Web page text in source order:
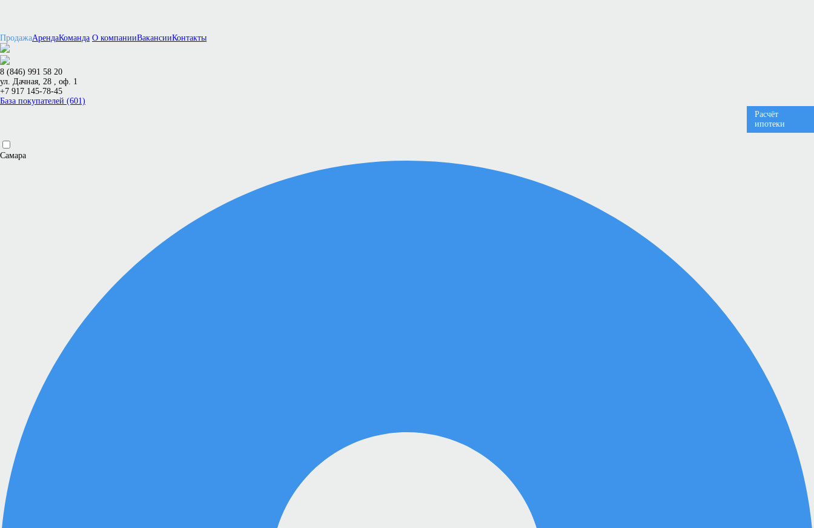
ПродажаАрендаКоманда О компанииВакансииКонтакты
8 (846) 991 58 20
ул. Дачная, 28 , оф. 1
+7 917 145-78-45
База покупателей (601)
Расчёт
ипотеки
Самара